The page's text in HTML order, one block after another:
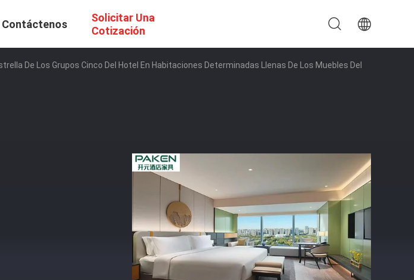
Contáctenos
Solicitar Una
Cotización
De Los Grupos Cinco Del Hotel En Habitaciones Determinadas Llenas De Los Muebles Del